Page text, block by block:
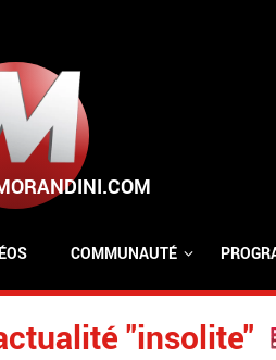
COMMUNAUTÉ
"insolite"